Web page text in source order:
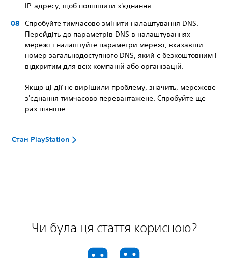
IP-адресу, щоб поліпшити з'єднання.
Спробуйте тимчасово змінити налаштування DNS.
Перейдіть до параметрів DNS в налаштуваннях
мережі і налаштуйте параметри мережі, вказавши
номер загальнодоступного DNS, який є безкоштовним і
відкритим для всіх компаній або організацій.
Якщо ці дії не вирішили проблему, значить, мережеве
з'єднання тимчасово перевантажене. Спробуйте ще
раз пізніше.
Стан PlayStation
Чи була ця стаття корисною?